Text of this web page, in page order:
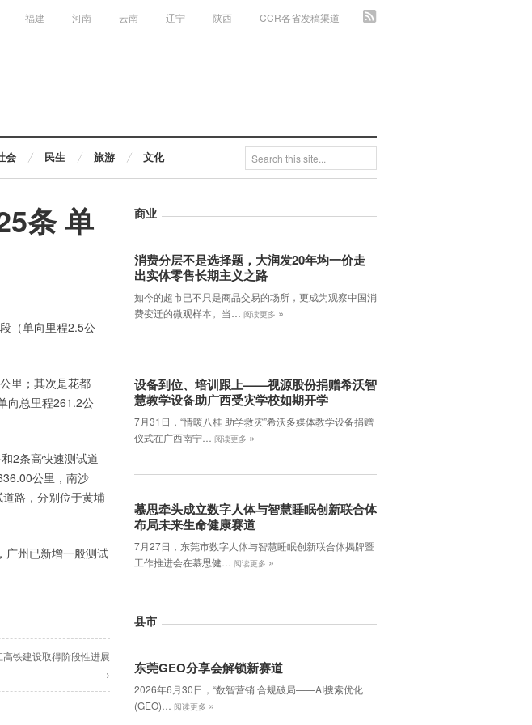
福建 河南 云南 辽宁 陕西 CCR各省发稿渠道
会 民生 旅游 文化
条 单
（单向里程2.5公
里；其次是花都
向总里程261.2公
2条高快速测试道
公里，南沙
路，分别位于黄埔
广州已新增一般测试
铁建设取得阶段性进展
→
商业
消费分层不是选择题，大润发20年均一价走
出实体零售长期主义之路
如今的超市已不只是商品交易的场所，更成为观察中国消
费变迁的微观样本。当…
阅读更多 »
设备到位、培训跟上——视源股份捐赠希沃智
慧教学设备助广西受灾学校如期开学
7月31日，“情暖八桂 助学救灾”希沃多媒体教学设备捐赠
仪式在广西南宁…
阅读更多 »
慕思牵头成立数字人体与智慧睡眠创新联合体
布局未来生命健康赛道
7月27日，东莞市数字人体与智慧睡眠创新联合体揭牌暨
工作推进会在慕思健…
阅读更多 »
县市
东莞GEO分享会解锁新赛道
2026年6月30日，‌“数智营销 合规破局——AI搜索优化
(GEO)…
阅读更多 »